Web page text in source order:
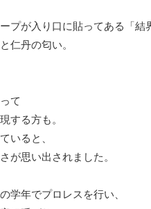
プが入り口に貼ってある「結
仁丹の匂い。
て
する方も。
いると、
が思い出されました。
学年でプロレスを行い、